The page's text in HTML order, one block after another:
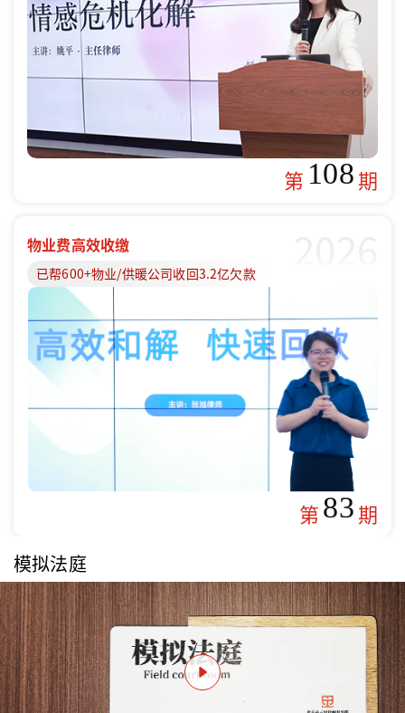
第 108期
物业费高效收缴
已帮600+物业/供暖公司收回3.2亿欠款
第83期
模拟法庭